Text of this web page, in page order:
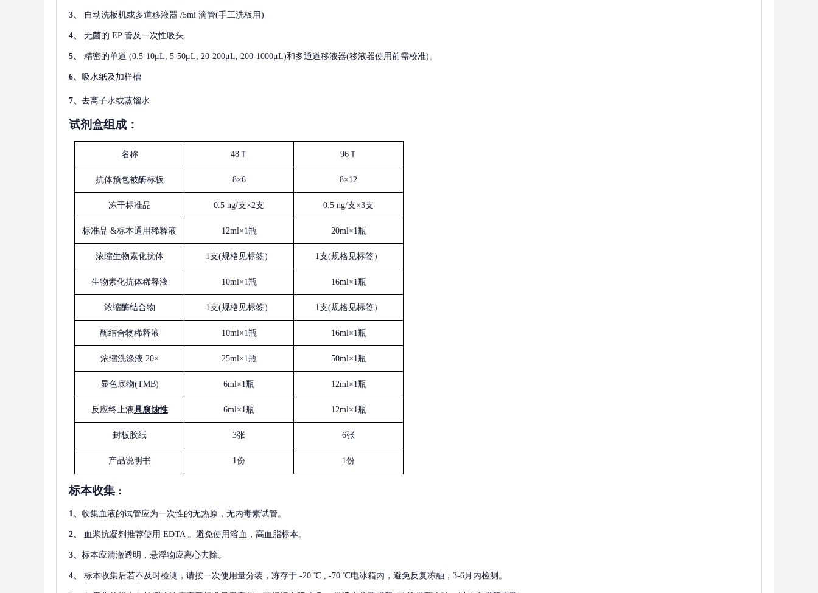
3、 自动洗板机或多道移液器 /5ml 滴管(手工洗板用)
4、 无菌的 EP 管及一次性吸头
5、 精密的单道 (0.5-10μL, 5-50μL, 20-200μL, 200-1000μL)和多通道移液器(移液器使用前需校准)。
6、 吸水纸及加样槽
7、 去离子水或蒸馏水
试剂盒组成：
名称 48Ｔ 96Ｔ
抗体预包被酶标板 8×6 8×12
冻干标准品 0.5 ng/支×2支 0.5 ng/支×3支
标准品 &标本通用稀释液 12ml×1瓶 20ml×1瓶
浓缩生物素化抗体 1支(规格见标签） 1支(规格见标签）
生物素化抗体稀释液 10ml×1瓶 16ml×1瓶
浓缩酶结合物 1支(规格见标签） 1支(规格见标签）
酶结合物稀释液 10ml×1瓶 16ml×1瓶
浓缩洗涤液 20× 25ml×1瓶 50ml×1瓶
显色底物(TMB) 6ml×1瓶 12ml×1瓶
反应终止液具腐蚀性 6ml×1瓶 12ml×1瓶
封板胶纸 3张 6张
产品说明书 1份 1份
标本收集 :
1、 收集血液的试管应为一次性的无热原，无内毒素试管。
2、 血浆抗凝剂推荐使用 EDTA 。避免使用溶血，高血脂标本。
3、 标本应清澈透明，悬浮物应离心去除。
4、 标本收集后若不及时检测，请按一次使用量分装，冻存于 -20 ℃ , -70 ℃电冰箱内，避免反复冻融，3-6月内检测。